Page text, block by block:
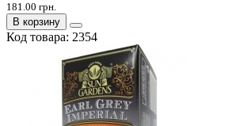
181.00 грн.
В корзину
Код товара: 2354